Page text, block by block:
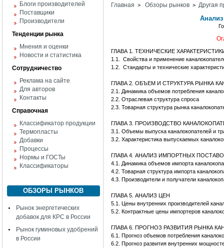
Блоги производителей
Поставщики
Производители
Тенденции рынка
Мнения и оценки
Новости и статистика
Сотрудничество
Реклама на сайте
Для авторов
Контакты
Справочная
Классификатор продукции
Термопласты
Добавки
Процессы
Нормы и ГОСТы
Классификаторы
ОБЗОРЫ РЫНКОВ
Рынок энергетических
добавок для КРС в России
Рынок гуминовых удобрений
в России
Главная > Обзоры рынков > Другая
ГЛАВА 1. ТЕХНИЧЕСКИЕ
1.1.
Свойства и применение
1.2.
Стандарты и технические
ГЛАВА 2. ОБЪЕМ И СТРУКТУРА РЫНКА
2.1. Динамика объемов потребления
2.2. Отраслевая структура спроса
2.3. Товарная структура рынка
ГЛАВА 3. ПРОИЗВОДСТВО
3.1. Объемы выпуска каналокопателей и
3.2. Характеристика выпускаемых
ГЛАВА 4. АНАЛИЗ ИМПОРТНЫХ
4.1. Динамика объемов импорта
4.2. Товарная структура импорта
4.3. Производители и получатели
ГЛАВА 5. АНАЛИЗ ЦЕН
5.1. Цены внутренних производителей
5.2. Контрактные цены импортеров
ГЛАВА 6. ПРОГНОЗ РАЗВИТИЯ РЫНКА
6.1. Прогноз объемов потребления
6.2. Прогноз развития внутренних